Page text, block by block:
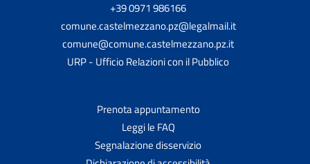
+39 0971 986166
comune.castelmezzano.pz@legalmail.it
comune@comune.castelmezzano.pz.it
URP - Ufficio Relazioni con il Pubblico
Prenota appuntamento
Leggi le FAQ
Segnalazione disservizio